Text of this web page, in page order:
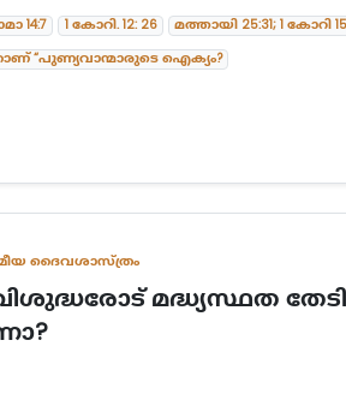
14:7 1 കോറി. 12: 26 മത്തായി 25:31; 1 കോറി
“പുണ്യവാന്മാരുടെ ഐക്യം?
ദൈവശാസ്ത്രം
മദ്ധ്യസ്ഥത